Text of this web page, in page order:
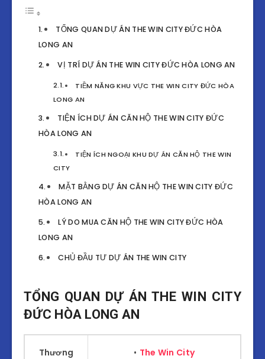
TỔNG QUAN DỰ ÁN THE WIN CITY ĐỨC HÒA
LONG AN
VỊ TRÍ DỰ ÁN THE WIN CITY ĐỨC HÒA LONG AN
TIỀM NĂNG KHU VỰC THE WIN CITY ĐỨC HÒA
LONG AN
TIỆN ÍCH DỰ ÁN CĂN HỘ THE WIN CITY ĐỨC
HÒA LONG AN
TIỆN ÍCH NGOẠI KHU DỰ ÁN CĂN HỘ THE WIN
CITY
MẶT BẰNG DỰ ÁN CĂN HỘ THE WIN CITY ĐỨC
HÒA LONG AN
LÝ DO MUA CĂN HỘ THE WIN CITY ĐỨC HÒA
LONG AN
CHỦ ĐẦU TƯ DỰ ÁN THE WIN CITY
TỔNG QUAN DỰ ÁN THE WIN CITY
ĐỨC HÒA LONG AN
Thương
• The Win City